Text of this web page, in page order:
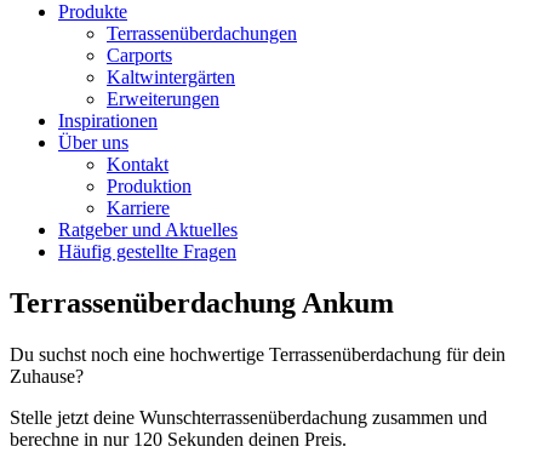
Produkte
Terrassenüberdachungen
Carports
Kaltwintergärten
Erweiterungen
Inspirationen
Über uns
Kontakt
Produktion
Karriere
Ratgeber und Aktuelles
Häufig gestellte Fragen
Terrassenüberdachung Ankum
Du suchst noch eine hochwertige Terrassenüberdachung für dein
Zuhause?
Stelle jetzt deine Wunschterrassenüberdachung zusammen und
berechne in nur 120 Sekunden deinen Preis.